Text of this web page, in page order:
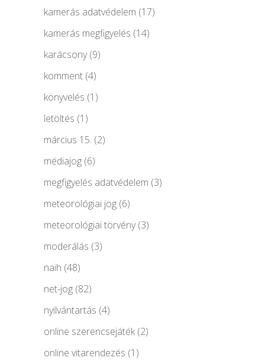
kamerás adatvédelem (17)
kamerás megfigyelés (14)
karácsony(9)
komment (4)
könyvelés (1)
letöltés (1)
március 15. (2)
médiajog (6)
megfigyelés adatvédelem (3)
meteorológiai jog (6)
meteorológiai törvény(3)
moderálás (3)
naih (48)
net-jog (82)
nyilvántartás (4)
online szerencsejáték(2)
online vitarendezés (1)